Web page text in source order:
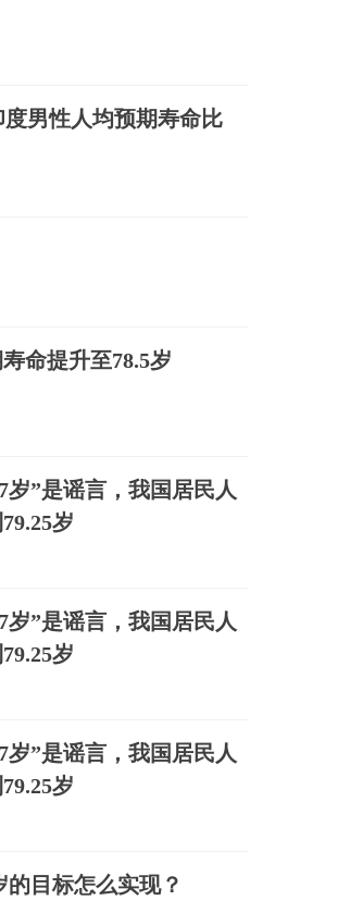
男性人均预期寿命比
命提升至78.5岁
岁”是谣言，我国居民人
岁
岁”是谣言，我国居民人
岁
岁”是谣言，我国居民人
岁
目标怎么实现？